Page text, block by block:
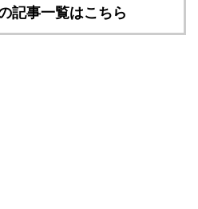
記事一覧はこちら